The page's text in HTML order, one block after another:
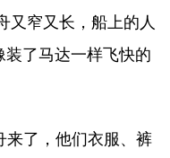
又窄又长，船上的人
了马达一样飞快的
来了，他们衣服、裤